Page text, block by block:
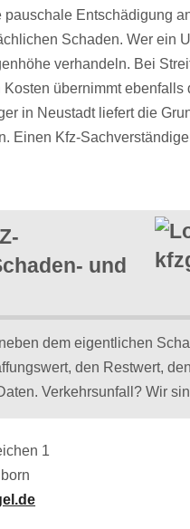
Entschädigung
Schaden. Wer ein
verhandeln. Bei
übernimmt ebenfalls
in Neustadt liefert die
Einen Kfz-
und
dem eigentlichen
den Restwert,
Verkehrsunfall? Wir
1